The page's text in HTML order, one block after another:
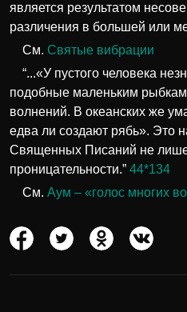
является результатом
различения в большей или
См. Святые вибрации
“...«У пустого человека
подобные маленьким
волнений. В океанских же
едва ли создают рябь». Это
Священных Писаний не
проницательности.” 44*134
См. Аум – «голос многих